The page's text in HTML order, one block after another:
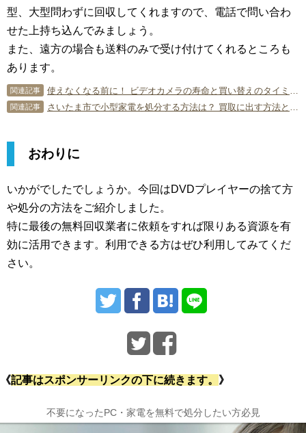
型、大型問わずに回収してくれますので、電話で問い合わ
せた上持ち込んでみましょう。
また、遠方の場合も送料のみで受け付けてくれるところも
あります。
関連記事 使えなくなる前に！ ビデオカメラの寿命と買い替えのタイミング
関連記事 さいたま市で小型家電を処分する方法は？ 買取に出す方法とコツも解説
おわりに
いかがでしたでしょうか。今回はDVDプレイヤーの捨て方
や処分の方法をご紹介しました。
特に最後の無料回収業者に依頼をすれば限りある資源を有
効に活用できます。利用できる方はぜひ利用してみてくだ
さい。
《記事はスポンサーリンクの下に続きます。 》
不要になったPC・家電を無料で処分したい方必見